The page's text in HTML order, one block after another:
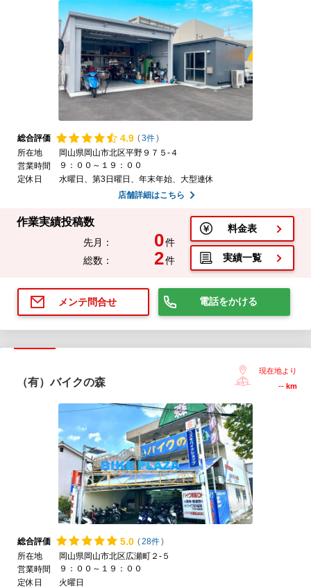
総合評価 4.9 (3件)
所在地
岡山県岡山市北区平野９７５-４
営業時間
９：００～１９：００
定休日
水曜日、第3日曜日、年末年始、大型連休
店舗詳細はこちら
作業実績投稿数
先月： 0件
総数：
2件
料金表
実績一覧
メンテ問合せ 電話をかける
（有）バイクの森
現在地より
-- km
総合評価 5.0 (28件)
所在地
岡山県岡山市北区広瀬町２-５
営業時間
９：００～１９：００
定休日
火曜日